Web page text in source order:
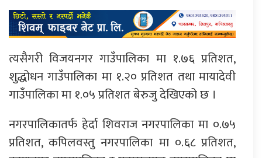
त्यसैगरी विजयनगर गाउँपालिका मा १.७६ प्रतिशत,
शुद्धोधन गाउँपालिका मा १.२० प्रतिशत तथा मायादेवी
गाउँपालिका मा १.०५ प्रतिशत बेरुजु देखिएको छ ।
नगरपालिकातर्फ हेर्दा शिवराज नगरपालिका मा ०.७५
प्रतिशत, कपिलवस्तु नगरपालिका मा ०.६८ प्रतिशत,